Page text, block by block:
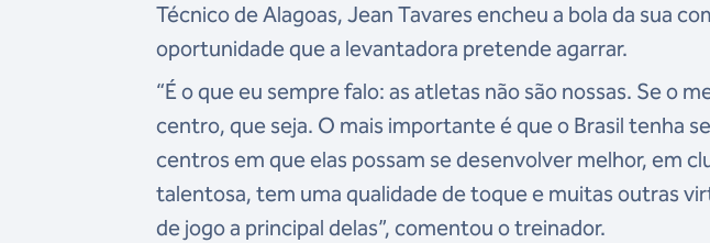
Técnico de Alagoas, Jean Tavares encheu a bola da sua
oportunidade que a levantadora pretende agarrar.
“É o que eu sempre falo: as atletas não são nossas. Se o
centro, que seja. O mais importante é que o Brasil tenha
centros em que elas possam se desenvolver melhor, em
talentosa, tem uma qualidade de toque e muitas outras
de jogo a principal delas”, comentou o treinador.